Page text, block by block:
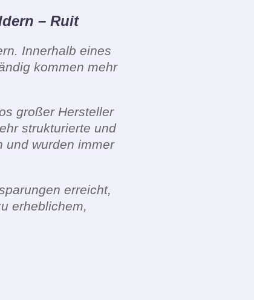
– Ruit
Innerhalb eines
kommen mehr
großer Hersteller
strukturierte und
und wurden immer
erreicht,
erheblichem,